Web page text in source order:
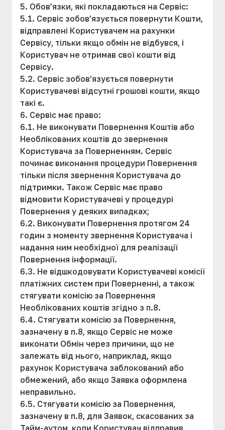
5. Обов’язки, які покладаються на Сервіс:
5.1. Сервіс зобов’язується повернути Кошти,
відправлені Користувачем на рахунки
Сервісу, тільки якщо обмін не відбувся, і
Користувач не отримав свої кошти від
Сервісу.
5.2. Сервіс зобов’язується повернути
Користувачеві відсутні грошові кошти, якщо
такі є.
6. Сервіс має право:
6.1. Не виконувати Повернення Коштів або
Необлікованих коштів до звернення
Користувача за Поверненням. Сервіс
починає виконання процедури Повернення
тільки після звернення Користувача до
підтримки. Також Сервіс має право
відмовити Користувачеві у процедурі
Повернення у деяких випадках;
6.2. Виконувати Повернення протягом 24
годин з моменту звернення Користувача і
надання ним необхідної для реалізації
Повернення інформації.
6.3. Не відшкодовувати Користувачеві комісії
платіжних систем при Поверненні, а також
стягувати комісію за Повернення
Необлікованих коштів згідно з п.8.
6.4. Стягувати комісію за Повернення,
зазначену в п.8, якщо Сервіс не може
виконати Обмін через причини, що не
залежать від нього, наприклад, якщо
рахунок Користувача заблокований або
обмежений, або якщо Заявка оформлена
неправильно.
6.5. Стягувати комісію за Повернення,
зазначену в п.8, для Заявок, скасованих за
Тайм-аутом, коли Користувач відправив